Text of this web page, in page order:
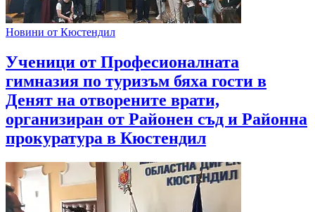
Новини от Кюстендил
Ученици от Професионалната
гимназия по туризъм бяха гости в
Денят на отворените врати,
организиран от Районен съд и Районна
прокуратура в Кюстендил